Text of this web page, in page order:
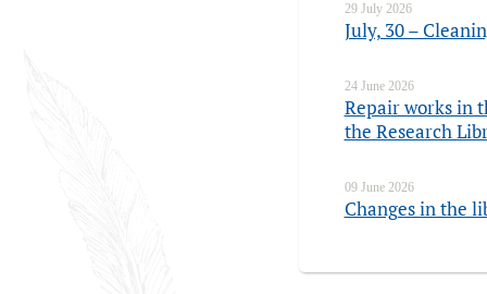
29 July 2026
July, 30 –
24 June 2026
Repair works in
the Research
09 June 2026
Changes in the